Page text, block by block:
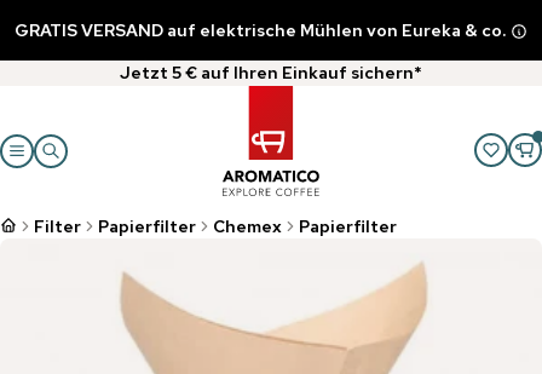
GRATIS VERSAND auf elektrische Mühlen von Eureka & co.
Jetzt 5 € auf Ihren Einkauf sichern*
Filter Papierfilter Chemex Papierfilter